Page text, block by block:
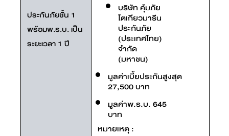
ประกันภัยชั้น 1
พร้อมพ.ร.บ. เป็น
ระยะเวลา 1 ปี
บริษัท คุ้มภัย
โตเกียวมารีน
ประกันภัย
(ประเทศไทย)
จำกัด
(มหาชน)
มูลค่าเบี้ยประกันสูงสุด
27,500 บาท
มูลค่าพ.ร.บ. 645
บาท
หมายเหตุ :